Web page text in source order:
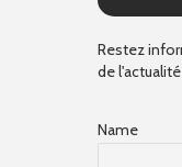
Restez
de l'actualité
Name